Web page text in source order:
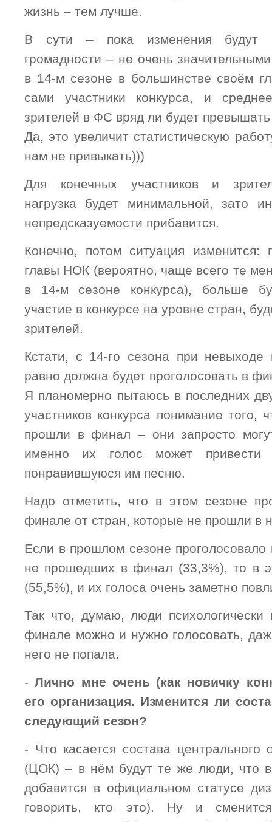
жизнь – тем лучше.
В сути – пока изменения будут
громадности – не очень
в 14-м сезоне в большинстве своём
сами участники конкурса, и
зрителей в ФС вряд ли будет
Да, это увеличит статистическую
нам не привыкать)))
Для конечных участников и
нагрузка будет минимальной, зато
непредсказуемости прибавится.
Конечно, потом ситуация изменится:
главы НОК (вероятно, чаще всего те
в 14-м сезоне конкурса), больше
участие в конкурсе на уровне стран,
зрителей.
Кстати, с 14-го сезона при
равно должна будет проголосовать в
Я планомерно пытаюсь в последних
участников конкурса понимание того,
прошли в финал – они запросто
именно их голос может привести
понравившуюся им песню.
Надо отметить, что в этом сезоне
финале от стран, которые не прошли в
Если в прошлом сезоне проголосовало
не прошедших в финал (33,3%), то в
(55,5%), и их голоса очень заметно
Так что, думаю, люди психологически
финале можно и нужно голосовать,
него не попала.
-Лично мне очень (как новичку
его организация. Изменится ли
следующий сезон?
- Что касается состава центрального
(ЦОК) – в нём будут те же люди, что
добавится в официальном статусе
говорить, кто это). Ну и